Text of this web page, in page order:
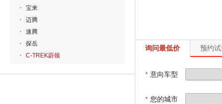
宝来
迈腾
速腾
探岳
C-TREK蔚领
询问最低价 预约
* 意向车型
* 您的城市